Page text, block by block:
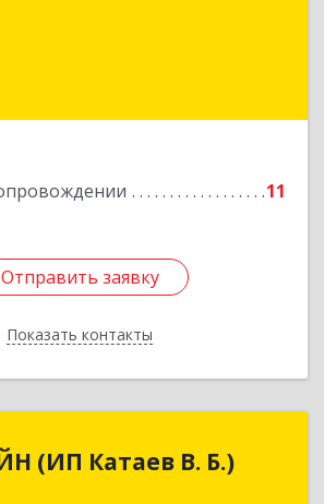
11
Отправить заявку
Показать контакты
Отправить заявку
Назад
(ИП Катаев В. Б.)
(ИП Катаев В. Б.)
обл, Черемхово г, Ленина ул,